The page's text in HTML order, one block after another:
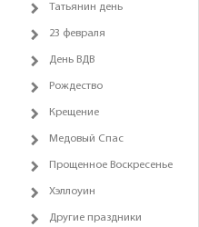
Татьянин день
23 февраля
День ВДВ
Рождество
Крещение
Медовый Спас
Прощенное Воскресенье
Хэллоуин
Другие праздники